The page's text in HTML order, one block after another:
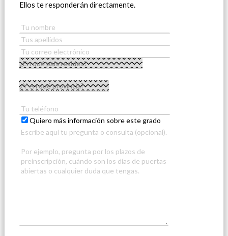
Ellos te responderán directamente.
Quiero más información sobre este grado